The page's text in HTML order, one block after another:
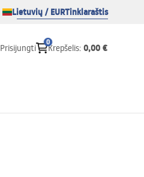
Lietuvių / EURTinklaraštis
Prisijungti
0
Krepšelis: 0,00 €